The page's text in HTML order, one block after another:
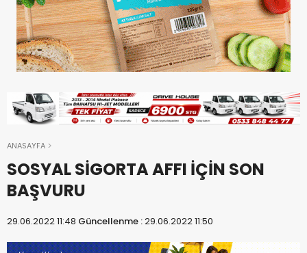
ANASAYFA
SOSYAL SİGORTA AFFI İÇİN SON
BAŞVURU
29.06.2022 11:48 Güncellenme :29.06.2022 11:50